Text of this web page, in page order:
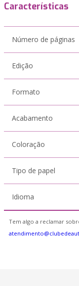
Características
Número de páginas
Edição
Formato
Acabamento
Coloração
Tipo de papel
Idioma
Tem algo a reclamar